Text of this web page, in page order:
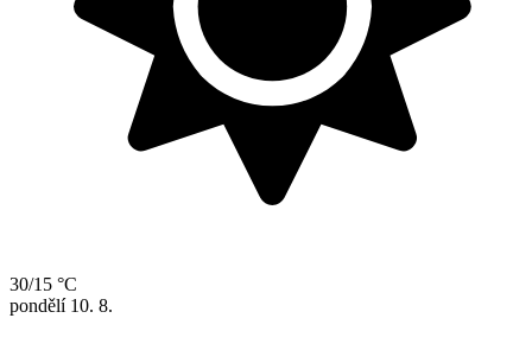
30/15 °C
pondělí 10. 8.